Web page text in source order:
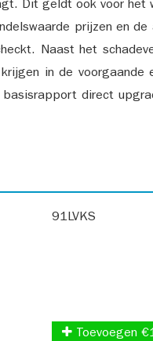
Dit geldt ook voor
prijzen en
Naast het
in de voorgaande
direct
91LVKS
Toevoegen